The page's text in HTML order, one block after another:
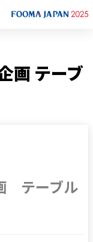
画 テーブ
　テーブル